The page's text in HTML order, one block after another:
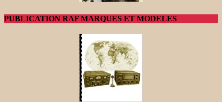
PUBLICATION RAF MARQUES ET MODELES